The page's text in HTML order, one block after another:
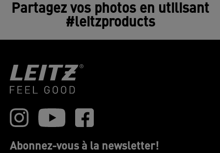
Partagez vos photos en utilisant
#leitzproducts
Abonnez-vous à la newsletter!